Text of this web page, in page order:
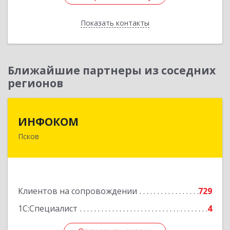
Показать контакты
Назад
Ближайшие партнеры из соседних
регионов
ИНФОКОМ
Псков
Клиентов на сопровождении
729
1С:Специалист
4
180000, Псковская обл, Псков г, Советская ул,